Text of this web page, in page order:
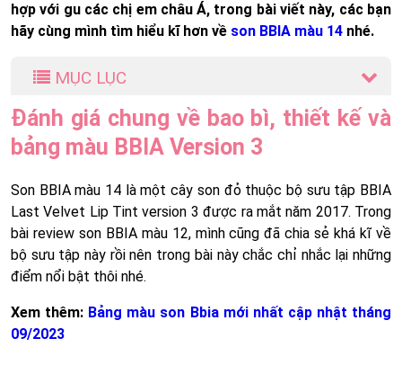
hợp với gu các chị em châu Á, trong bài viết này, các bạn
hãy cùng mình tìm hiểu kĩ hơn về son BBIA màu 14 nhé.
MỤC LỤC
Đánh giá chung về bao bì, thiết kế và
bảng màu BBIA Version 3
Son BBIA màu 14 là một cây son đỏ thuộc bộ sưu tập BBIA
Last Velvet Lip Tint version 3 được ra mắt năm 2017. Trong
bài review son BBIA màu 12, mình cũng đã chia sẻ khá kĩ về
bộ sưu tập này rồi nên trong bài này chắc chỉ nhắc lại những
điểm nổi bật thôi nhé.
Xem thêm: Bảng màu son Bbia mới nhất cập nhật tháng
09/2023